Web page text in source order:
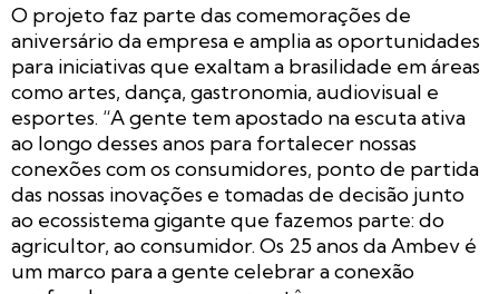
O projeto faz parte das comemorações de
aniversário da empresa e amplia as oportunidades
para iniciativas que exaltam a brasilidade em áreas
como artes, dança, gastronomia, audiovisual e
esportes. “A gente tem apostado na escuta ativa
ao longo desses anos para fortalecer nossas
conexões com os consumidores, ponto de partida
das nossas inovações e tomadas de decisão junto
ao ecossistema gigante que fazemos parte: do
agricultor, ao consumidor. Os 25 anos da Ambev é
um marco para a gente celebrar a conexão